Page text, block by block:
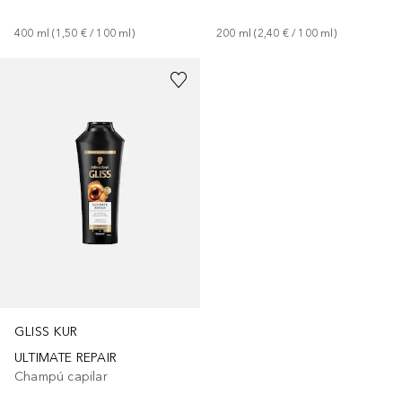
400 ml (1,50 € / 100 ml) 200 ml (2,40 € / 100 ml)
GLISS KUR
ULTIMATE REPAIR
Champú capilar